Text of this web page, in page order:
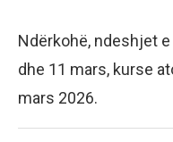
Ndërkohë, ndeshjet
dhe 11 mars, kurse
mars 2026.